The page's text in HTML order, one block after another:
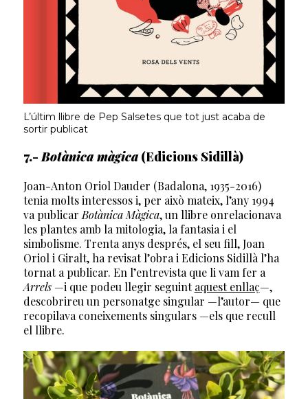
L’últim llibre de Pep Salsetes que tot just acaba de
sortir publicat
7.-Botànica màgica(Edicions Sidillà)
Joan-Anton Oriol Dauder (Badalona, 1935-2016)
tenia molts interessos i, per això mateix, l’any 1994
va publicar Botànica Màgica, un llibre onrelacionava
les plantes amb la mitologia, la fantasia i el
simbolisme. Trenta anys després, el seu fill, Joan
Oriol i Giralt, ha revisat l’obra i Edicions Sidillà l’ha
tornat a publicar. En l’entrevista que li vam fer a
Arrels—i que podeu llegir seguintaquest enllaç—,
descobrireu un personatge singular —l’autor— que
recopilava coneixements singulars —els que recull
el llibre.